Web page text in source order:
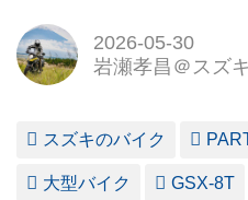
2026-05-30
岩瀬孝昌＠スズ
スズキのバイク
大型バイク GSX-8T